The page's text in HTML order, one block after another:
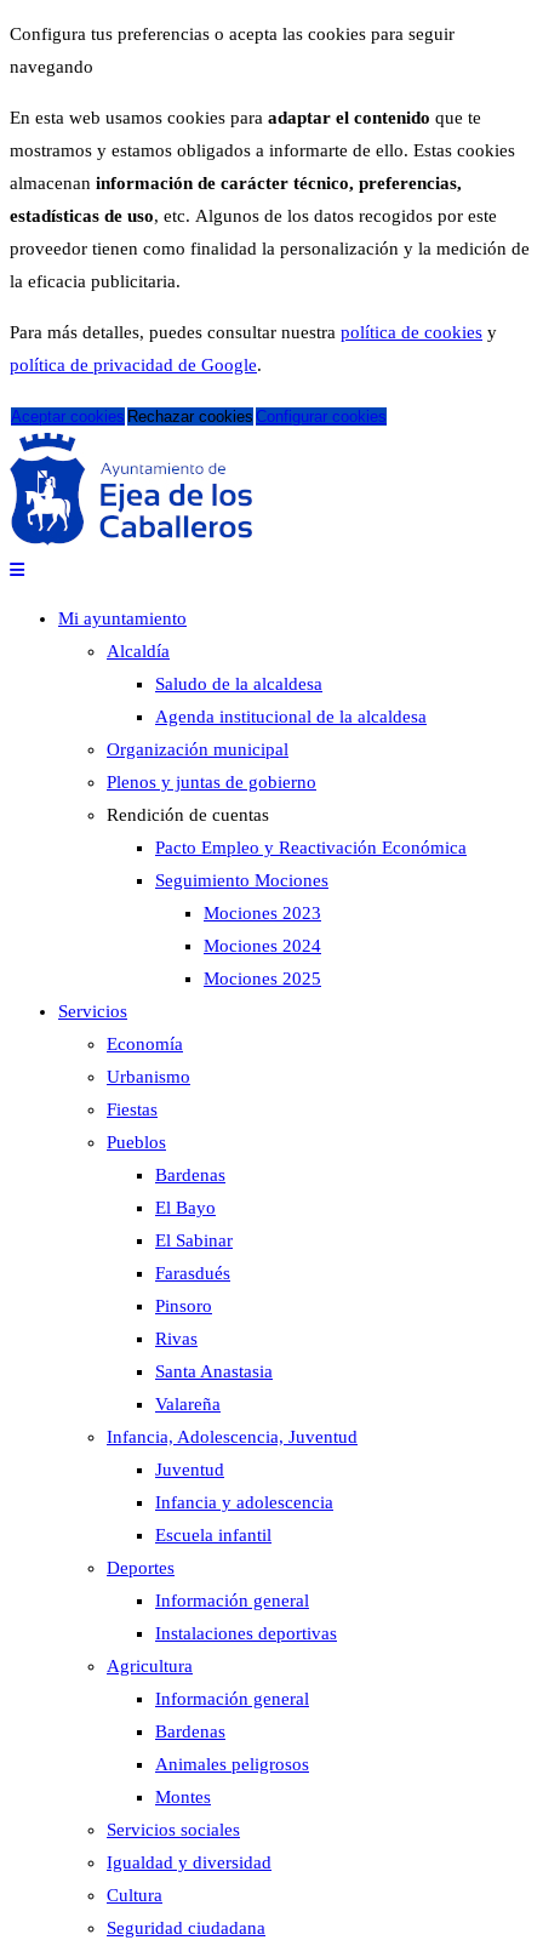
Configura tus preferencias o acepta las cookies para seguir
navegando
En esta web usamos cookies para adaptar el contenido que te
mostramos y estamos obligados a informarte de ello. Estas cookies
almacenan información de carácter técnico, preferencias,
estadísticas de uso, etc. Algunos de los datos recogidos por este
proveedor tienen como finalidad la personalización y la medición de
la eficacia publicitaria.
Para más detalles, puedes consultar nuestra política de cookies y
política de privacidad de Google.
Aceptar cookies Rechazar cookies Configurar cookies
Mi ayuntamiento
Alcaldía
Saludo de la alcaldesa
Agenda institucional de la alcaldesa
Organización municipal
Plenos y juntas de gobierno
Rendición de cuentas
Pacto Empleo y Reactivación Económica
Seguimiento Mociones
Mociones 2023
Mociones 2024
Mociones 2025
Servicios
Economía
Urbanismo
Fiestas
Pueblos
Bardenas
El Bayo
El Sabinar
Farasdués
Pinsoro
Rivas
Santa Anastasia
Valareña
Infancia, Adolescencia, Juventud
Juventud
Infancia y adolescencia
Escuela infantil
Deportes
Información general
Instalaciones deportivas
Agricultura
Información general
Bardenas
Animales peligrosos
Montes
Servicios sociales
Igualdad y diversidad
Cultura
Seguridad ciudadana